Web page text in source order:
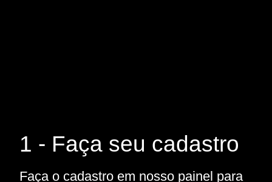
1 - Faça seu cadastro
Faça o cadastro em nosso painel para